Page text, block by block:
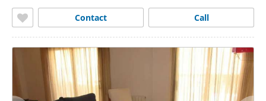
Call
Contact